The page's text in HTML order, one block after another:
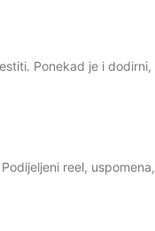
Ponekad je i dodirni,
reel, uspomena,